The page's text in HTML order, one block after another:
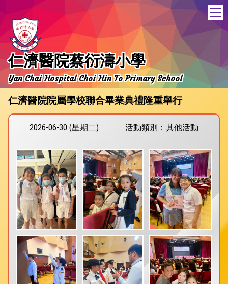
仁濟醫院蔡衍濤小學
Yan Chai Hospital Choi Hin To Primary School
仁濟醫院院屬學校聯合畢業典禮隆重舉行
2026-06-30 (星期二) 活動類別：其他活動